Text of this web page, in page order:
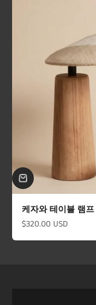
케자와 테이블 램프
할인 가격
$320.00 USD